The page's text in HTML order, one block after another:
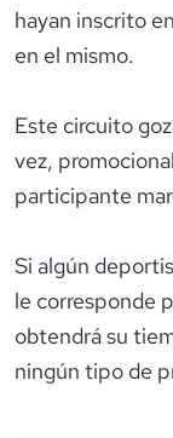
hayan inscrito
en el mismo.
Este circuito
vez,
participante
Si algún
le corresponde
obtendrá su
ningún tipo de